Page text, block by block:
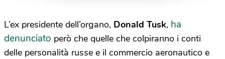
L’ex presidente dell’organo, Donald Tusk, ha
denunciato però che quelle che colpiranno i conti
delle personalità russe e il commercio aeronautico e